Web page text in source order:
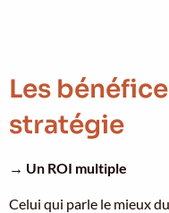
Les
stratégie
→ Un ROI multiple
Celui qui parle le mieux